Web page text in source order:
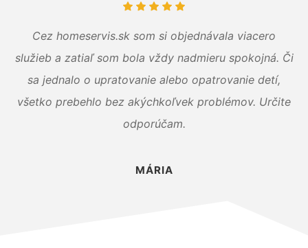
Cez homeservis.sk som si objednávala viacero
služieb a zatiaľ som bola vždy nadmieru spokojná. Či
sa jednalo o upratovanie alebo opatrovanie detí,
všetko prebehlo bez akýchkoľvek problémov. Určite
odporúčam.
MÁRIA